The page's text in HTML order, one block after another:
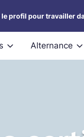
profil pour travailler
Alternance